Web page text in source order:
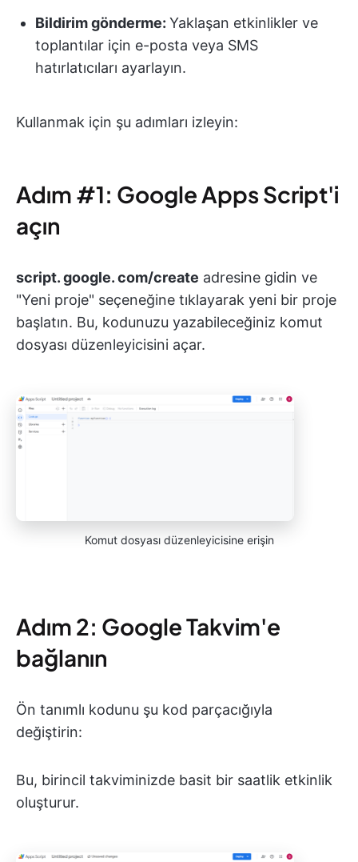
Bildirim gönderme: Yaklaşan etkinlikler ve
toplantılar için e-posta veya SMS
hatırlatıcıları ayarlayın.
Kullanmak için şu adımları izleyin:
Adım #1: Google Apps Script'i
açın
script. google. com/create adresine gidin ve
"Yeni proje" seçeneğine tıklayarak yeni bir proje
başlatın. Bu, kodunuzu yazabileceğiniz komut
dosyası düzenleyicisini açar.
Komut dosyası düzenleyicisine erişin
Adım 2: Google Takvim'e
bağlanın
Ön tanımlı kodunu şu kod parçacığıyla
değiştirin:
Bu, birincil takviminizde basit bir saatlik etkinlik
oluşturur.